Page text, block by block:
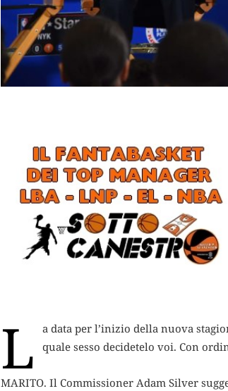
L
a data per l’inizio della nuova
quale sesso decidetelo voi. Con
MARITO. Il Commissioner Adam Silver